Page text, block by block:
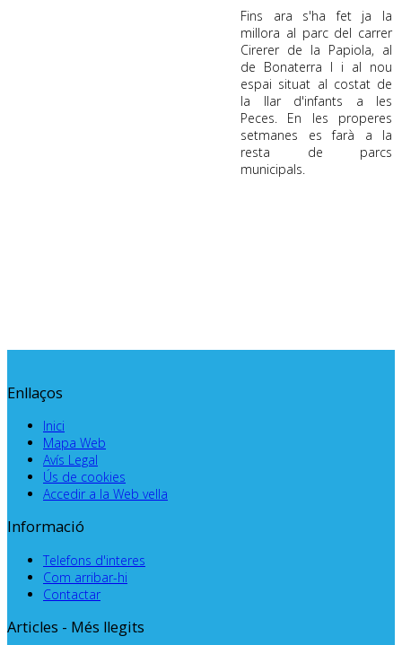
Fins ara s'ha fet ja la
millora al parc del carrer
Cirerer de la Papiola, al
de Bonaterra I i al nou
espai situat al costat de
la llar d'infants a les
Peces. En les properes
setmanes es farà a la
resta de parcs
municipals.
Enllaços
Inici
Mapa Web
Avís Legal
Ús de cookies
Accedir a la Web vella
Informació
Telefons d'interes
Com arribar-hi
Contactar
Articles - Més llegits